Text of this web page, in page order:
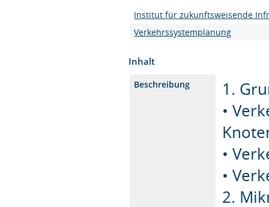
Institut für zukunftsweisende
Verkehrssystemplanung
Inhalt
Beschreibung
1.
•
•
•
2.